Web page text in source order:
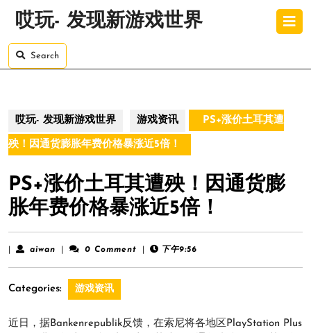
哎玩- 发现新游戏世界
Search
哎玩- 发现新游戏世界 游戏资讯 PS+涨价土耳其遭
殃！因通货膨胀年费价格暴涨近5倍！
PS+涨价土耳其遭殃！因通货膨
胀年费价格暴涨近5倍！
aiwan aiwan 0 Comment 下午9:56
Categories: 游戏资讯
近日，据Bankenrepublik反馈，在索尼将各地区PlayStation Plus